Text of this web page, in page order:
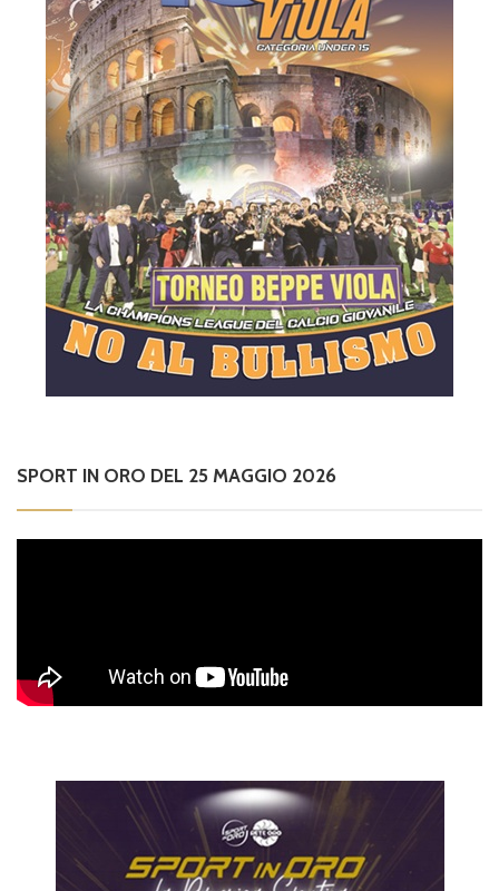
SPORT IN ORO DEL 25 MAGGIO 2026